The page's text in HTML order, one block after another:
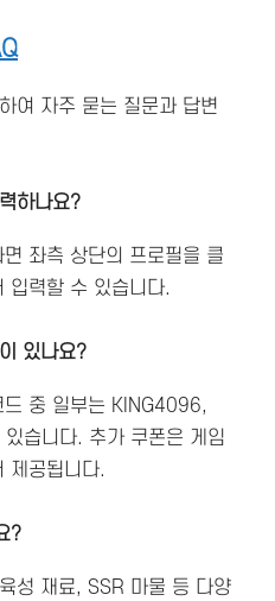
여 자주 묻는 질문과 답변
하나요?
좌측 상단의 프로필을 클
입력할 수 있습니다.
있나요?
중 일부는 KING4096,
습니다. 추가 쿠폰은 게임
제공됩니다​.
?
성 재료, SSR 마물 등 다양